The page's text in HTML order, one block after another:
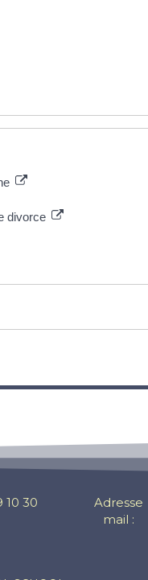
divorce
10 30
Adresse
mail :